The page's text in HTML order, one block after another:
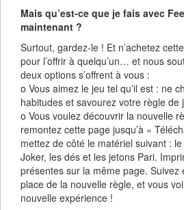
Mais qu’est-ce que je fais avec
maintenant ?
Surtout, gardez-le ! Et n’achetez
pour l’offrir à quelqu’un… et nous
deux options s’offrent à vous :
o Vous aimez le jeu tel qu’il est : ne
habitudes et savourez votre règle de
o Vous voulez découvrir la nouvelle
remontez cette page jusqu’à «
mettez de côté le matériel suivant :
Joker, les dés et les jetons Pari.
présentes sur la même page. Suivez
place de la nouvelle règle, et vous
nouvelle expérience !